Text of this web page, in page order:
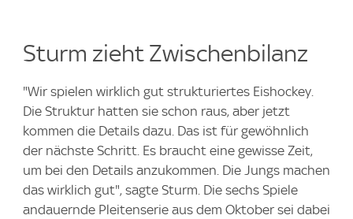
Sturm zieht Zwischenbilanz
"Wir spielen wirklich gut strukturiertes Eishockey.
Die Struktur hatten sie schon raus, aber jetzt
kommen die Details dazu. Das ist für gewöhnlich
der nächste Schritt. Es braucht eine gewisse Zeit,
um bei den Details anzukommen. Die Jungs machen
das wirklich gut", sagte Sturm. Die sechs Spiele
andauernde Pleitenserie aus dem Oktober sei dabei